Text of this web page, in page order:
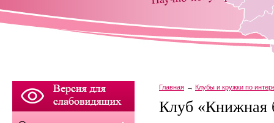
Главная Клубы и кружки по
Клуб «Книжная